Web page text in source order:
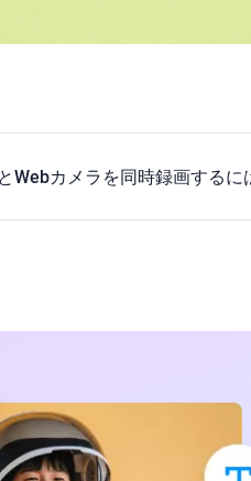
Webカメラを同時録画するに